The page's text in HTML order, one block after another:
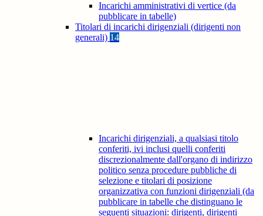
Incarichi amministrativi di vertice (da
pubblicare in tabelle)
Titolari di incarichi dirigenziali (dirigenti non
generali) 14
Incarichi dirigenziali, a qualsiasi titolo
conferiti, ivi inclusi quelli conferiti
discrezionalmente dall'organo di indirizzo
politico senza procedure pubbliche di
selezione e titolari di posizione
organizzativa con funzioni dirigenziali (da
pubblicare in tabelle che distinguano le
seguenti situazioni: dirigenti, dirigenti